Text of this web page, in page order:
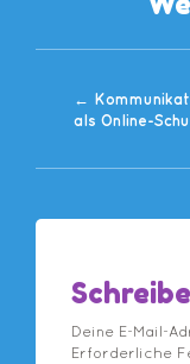
←
als Online-
Deine E-Mail-
Erforderliche